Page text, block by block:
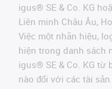
igus® SE & Co. KG
Liên minh Châu Âu,
Việc một nhãn hiệu,
hiện trong danh sách
igus® SE & Co. KG
nào đối với các tài sản